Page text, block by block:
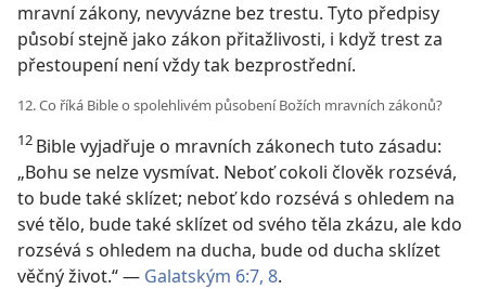
mravní zákony, nevyvázne bez trestu. Tyto předpisy
působí stejně jako zákon přitažlivosti, i když trest za
přestoupení není vždy tak bezprostřední.
12. Co říká Bible o spolehlivém působení Božích mravních zákonů?
12 Bible vyjadřuje o mravních zákonech tuto zásadu:
„Bohu se nelze vysmívat. Neboť cokoli člověk rozsévá,
to bude také sklízet; neboť kdo rozsévá s ohledem na
své tělo, bude také sklízet od svého těla zkázu, ale kdo
rozsévá s ohledem na ducha, bude od ducha sklízet
věčný život.“ — Galatským 6:7, 8.